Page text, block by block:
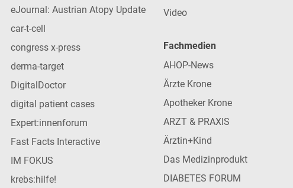
eJournal: Austrian Atopy Update
car-t-cell
congress x-press
derma-target
DigitalDoctor
digital patient cases
Expert:innenforum
Fast Facts Interactive
IM FOKUS
krebs:hilfe!
Video
Fachmedien
AHOP-News
Ärzte Krone
Apotheker Krone
ARZT & PRAXIS
Ärztin+Kind
Das Medizinprodukt
DIABETES FORUM